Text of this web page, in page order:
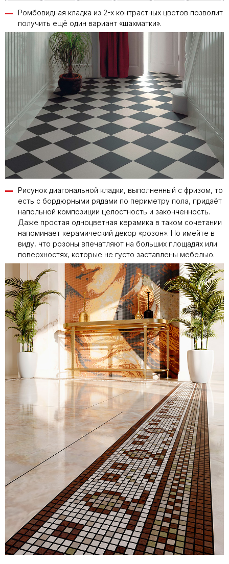
Ромбовидная кладка из 2-х контрастных цветов позволит
получить ещё один вариант «шахматки».
Рисунок диагональной кладки, выполненный с фризом, то
есть с бордюрными рядами по периметру пола, придаёт
напольной композиции целостность и законченность.
Даже простая одноцветная керамика в таком сочетании
напоминает керамический декор «розон». Но имейте в
виду, что розоны впечатляют на больших площадях или
поверхностях, которые не густо заставлены мебелью.